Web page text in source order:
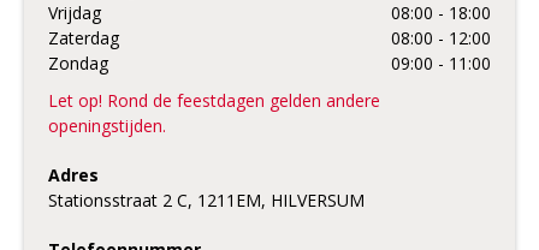
Vrijdag
08:00 - 18:00
Zaterdag
08:00 - 12:00
Zondag
09:00 - 11:00
Let op! Rond de feestdagen gelden andere
openingstijden.
Adres
Stationsstraat 2 C, 1211EM, HILVERSUM